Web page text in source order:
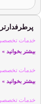
خدمات تخصصی
بیشتر بخوانید »
خدمات تخصصی
بیشتر بخوانید »
خدمات تخصصی